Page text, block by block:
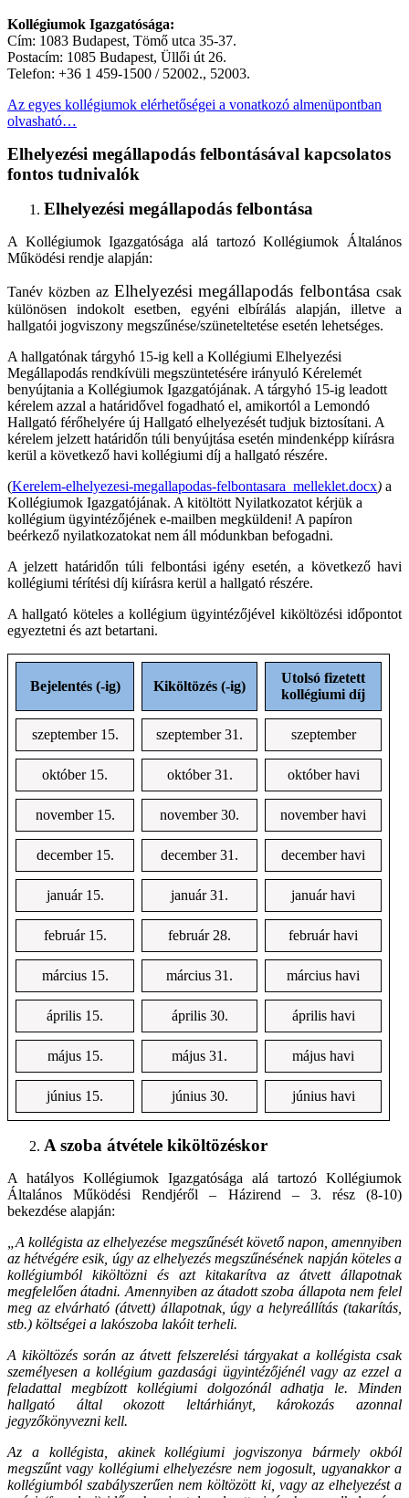
Kollégiumok Igazgatósága:
Cím: 1083 Budapest, Tömő utca 35-37.
Postacím: 1085 Budapest, Üllői út 26.
Telefon: +36 1 459-1500 / 52002., 52003.
Az egyes kollégiumok elérhetőségei a vonatkozó almenüpontban
olvasható…
Elhelyezési megállapodás felbontásával kapcsolatos
fontos tudnivalók
Elhelyezési megállapodás felbontása
A Kollégiumok Igazgatósága alá tartozó Kollégiumok Általános
Működési rendje alapján:
Tanév közben az Elhelyezési megállapodás felbontása csak
különösen indokolt esetben, egyéni elbírálás alapján, illetve a
hallgatói jogviszony megszűnése/szüneteltetése esetén lehetséges.
A hallgatónak tárgyhó 15-ig kell a Kollégiumi Elhelyezési
Megállapodás rendkívüli megszüntetésére irányuló Kérelemét
benyújtania a Kollégiumok Igazgatójának. A tárgyhó 15-ig leadott
kérelem azzal a határidővel fogadható el, amikortól a Lemondó
Hallgató férőhelyére új Hallgató elhelyezését tudjuk biztosítani. A
kérelem jelzett határidőn túli benyújtása esetén mindenképp kiírásra
kerül a következő havi kollégiumi díj a hallgató részére.
(Kerelem-elhelyezesi-megallapodas-felbontasara_melleklet.docx) a
Kollégiumok Igazgatójának. A kitöltött Nyilatkozatot kérjük a
kollégium ügyintézőjének e-mailben megküldeni! A papíron
beérkező nyilatkozatokat nem áll módunkban befogadni.
A jelzett határidőn túli felbontási igény esetén, a következő havi
kollégiumi térítési díj kiírásra kerül a hallgató részére.
A hallgató köteles a kollégium ügyintézőjével kiköltözési időpontot
egyeztetni és azt betartani.
Bejelentés (-ig) Kiköltözés (-ig)
Utolsó fizetett
kollégiumi díj
szeptember 15. szeptember 31. szeptember
október 15. október 31. október havi
november 15. november 30. november havi
december 15. december 31. december havi
január 15. január 31. január havi
február 15. február 28. február havi
március 15. március 31. március havi
április 15. április 30. április havi
május 15. május 31. május havi
június 15. június 30. június havi
A szoba átvétele kiköltözéskor
A hatályos Kollégiumok Igazgatósága alá tartozó Kollégiumok
Általános Működési Rendjéről – Házirend – 3. rész (8-10)
bekezdése alapján:
„A kollégista az elhelyezése megszűnését követő napon, amennyiben
az hétvégére esik, úgy az elhelyezés megszűnésének napján köteles a
kollégiumból kiköltözni és azt kitakarítva az átvett állapotnak
megfelelően átadni. Amennyiben az átadott szoba állapota nem felel
meg az elvárható (átvett) állapotnak, úgy a helyreállítás (takarítás,
stb.) költségei a lakószoba lakóit terheli.
A kiköltözés során az átvett felszerelési tárgyakat a kollégista csak
személyesen a kollégium gazdasági ügyintézőjénél vagy az ezzel a
feladattal megbízott kollégiumi dolgozónál adhatja le. Minden
hallgató által okozott leltárhiányt, károkozás azonnal
jegyzőkönyvezni kell.
Az a kollégista, akinek kollégiumi jogviszonya bármely okból
megszűnt vagy kollégiumi elhelyezésre nem jogosult, ugyanakkor a
kollégiumból szabályszerűen nem költözött ki, vagy az elhelyezést a